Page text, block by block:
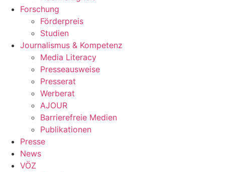
Forschung
Förderpreis
Studien
Journalismus & Kompetenz
Media Literacy
Presseausweise
Presserat
Werberat
AJOUR
Barrierefreie Medien
Publikationen
Presse
News
VÖZ